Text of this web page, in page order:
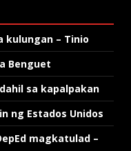
kulungan – Tinio
Benguet
sa kapalpakan
ng Estados Unidos
magkatulad –